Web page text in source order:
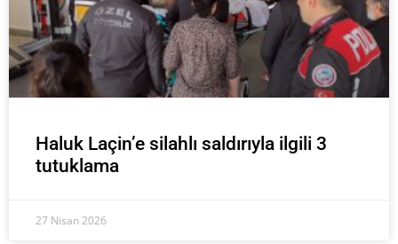
Haluk Laçin’e silahlı saldırıyla ilgili 3
tutuklama
27 Nisan 2026